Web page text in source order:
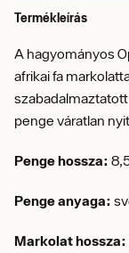
Termékleírás
A hagyományos
afrikai fa
penge váratlan
Penge hossza:
Penge anyaga:
Markolat hossza: